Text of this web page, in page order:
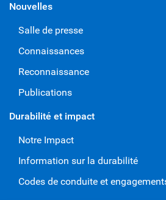
Nouvelles
Salle de presse
Connaissances
Reconnaissance
Publications
Durabilité et impact
Notre Impact
Information sur la durabilité
Codes de conduite et